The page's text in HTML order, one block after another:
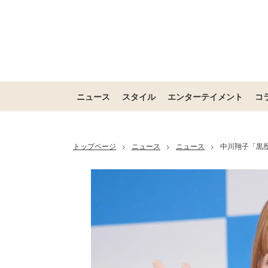
ニュース スタイル エンターテイメント コ
トップページ > ニュース > ニュース > 中川翔子「黒